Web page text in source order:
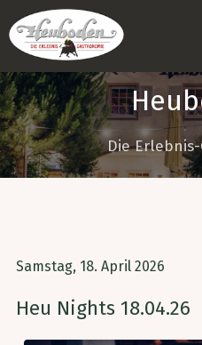
Die
Samstag, 18. April 2026
Heu Nights 18.04.26